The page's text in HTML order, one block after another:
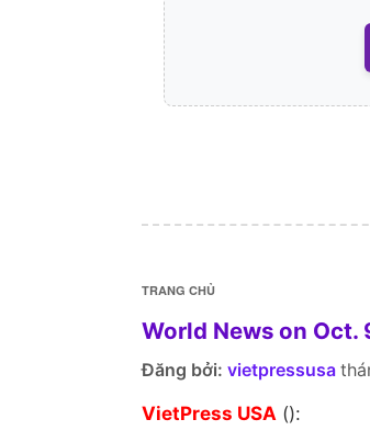
TRANG CHỦ
World News on Oct.
Đăng bởi: vietpressusa
VietPress USA ():